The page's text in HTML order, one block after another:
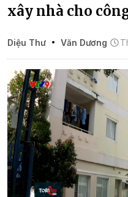
xây nhà cho
Diệu Thư Văn Dương